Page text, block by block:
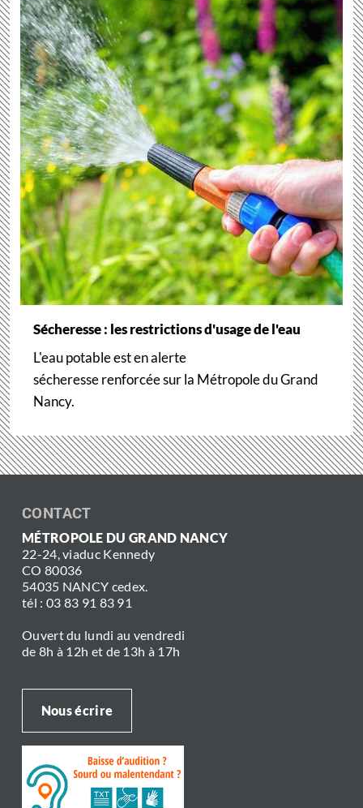
Sécheresse : les restrictions d'usage de l'eau
L'eau potable est en alerte
sécheresse renforcée sur la Métropole du Grand
Nancy.
CONTACT
MÉTROPOLE DU GRAND NANCY
22-24, viaduc Kennedy
CO 80036
54035 NANCY cedex.
tél : 03 83 91 83 91
Ouvert du lundi au vendredi
de 8h à 12h et de 13h à 17h
Nous écrire